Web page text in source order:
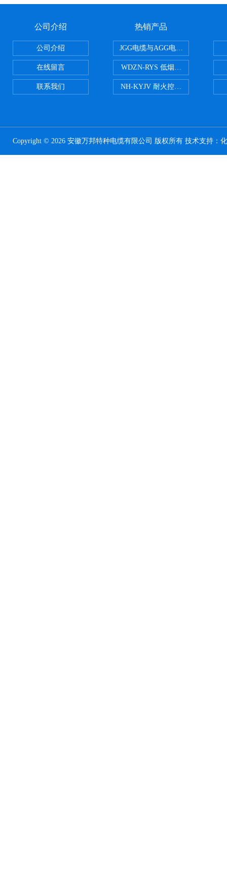
公司介绍
公司介绍
在线留言
联系我们
热销产品
JGG电缆与AGG电缆有什么区别
WDZN-RYS 低烟无卤耐火双绞线
NH-KYJV 耐火控制电缆
Copyright © 2026 安徽万邦特种电缆有限公司 版权所有 技术支持：